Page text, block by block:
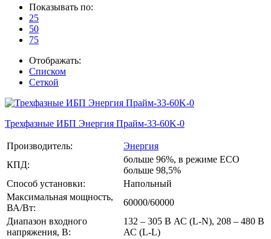
Показывать по:
25
50
75
Отображать:
Списком
Сеткой
Трехфазные ИБП Энергия Прайм-33-60K-0
Производитель:
Энергия
КПД:
больше 96%, в режиме ECO
больше 98,5%
Способ установки:
Напольный
Максимальная мощность,
ВА/Вт:
60000/60000
Диапазон входного
напряжения, В:
132 – 305 В АС (L-N), 208 – 480 В
АС (L-L)